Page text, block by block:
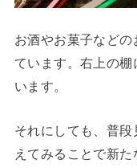
お酒やお菓子など
ています。右上の
います。
それにしても、普
えてみることで新た